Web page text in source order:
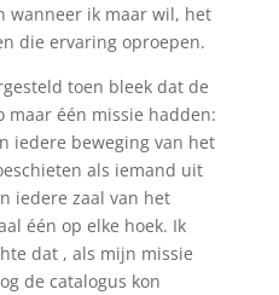
wanneer ik maar wil, het
die ervaring oproepen.
toen bleek dat de
maar één missie hadden:
iedere beweging van het
als iemand uit
iedere zaal van het
één op elke hoek. Ik
dat , als mijn missie
de catalogus kon